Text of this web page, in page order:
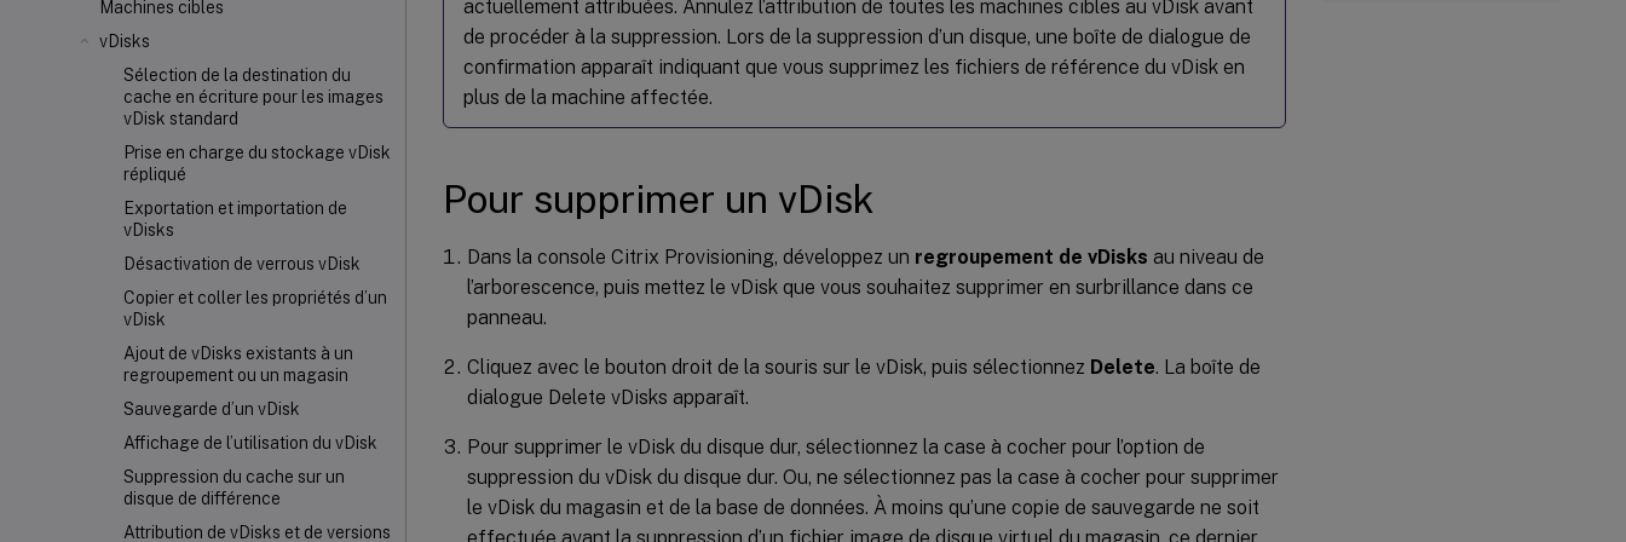
Machines cibles
vDisks
Sélection de la destination du
cache en écriture pour les images
vDisk standard
Prise en charge du stockage vDisk
répliqué
Exportation et importation de
vDisks
Désactivation de verrous vDisk
Copier et coller les propriétés d’un
vDisk
Ajout de vDisks existants à un
regroupement ou un magasin
Sauvegarde d’un vDisk
Affichage de l’utilisation du vDisk
Suppression du cache sur un
disque de différence
Attribution de vDisks et de versions
actuellement attribuées. Annulez l’attribution de toutes les machines cibles au vDisk avant
de procéder à la suppression. Lors de la suppression d’un disque, une boîte de dialogue de
confirmation apparaît indiquant que vous supprimez les fichiers de référence du vDisk en
plus de la machine affectée.
Pour supprimer un vDisk
Dans la console Citrix Provisioning, développez un regroupement de vDisks au niveau de
l’arborescence, puis mettez le vDisk que vous souhaitez supprimer en surbrillance dans ce
panneau.
Cliquez avec le bouton droit de la souris sur le vDisk, puis sélectionnez Delete. La boîte de
dialogue Delete vDisks apparaît.
Pour supprimer le vDisk du disque dur, sélectionnez la case à cocher pour l’option de
suppression du vDisk du disque dur. Ou, ne sélectionnez pas la case à cocher pour supprimer
le vDisk du magasin et de la base de données. À moins qu’une copie de sauvegarde ne soit
effectuée avant la suppression d’un fichier image de disque virtuel du magasin, ce dernier